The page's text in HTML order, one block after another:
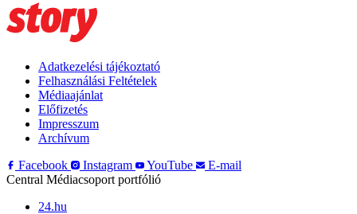
Adatkezelési tájékoztató
Felhasználási Feltételek
Médiaajánlat
Előfizetés
Impresszum
Archívum
Facebook
Instagram YouTube
E-mail
Central Médiacsoport portfólió
24.hu